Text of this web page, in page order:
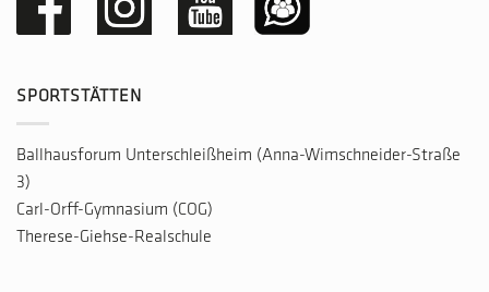
SPORTSTÄTTEN
Ballhausforum Unterschleißheim (Anna-Wimschneider-Straße
3)
Carl-Orff-Gymnasium (COG)
Therese-Giehse-Realschule